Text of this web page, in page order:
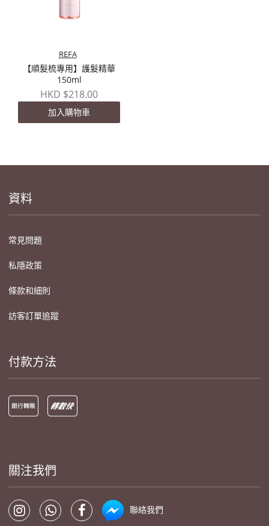
REFA
【順髮梳專用】護髮精華
150ml
HKD $218.00
加入購物車
資料
常見問題
私隱政策
條款和細則
訪客訂單追蹤
付款方法
關注我們
聯絡我們